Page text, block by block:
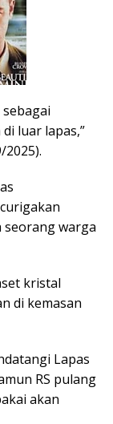
luar lapas,”
warga
kristal
di kemasan
Lapas
RS pulang
akan